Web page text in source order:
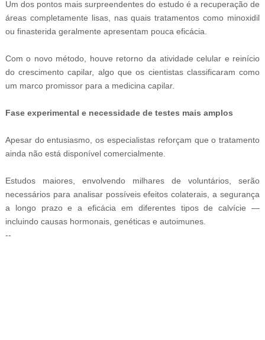
Um dos pontos mais surpreendentes do estudo é a recuperação de
áreas completamente lisas, nas quais tratamentos como minoxidil
ou finasterida geralmente apresentam pouca eficácia.
Com o novo método, houve retorno da atividade celular e reinício
do crescimento capilar, algo que os cientistas classificaram como
um marco promissor para a medicina capilar.
Fase experimental e necessidade de testes mais amplos
Apesar do entusiasmo, os especialistas reforçam que o tratamento
ainda não está disponível comercialmente.
Estudos maiores, envolvendo milhares de voluntários, serão
necessários para analisar possíveis efeitos colaterais, a segurança
a longo prazo e a eficácia em diferentes tipos de calvície —
incluindo causas hormonais, genéticas e autoimunes.
--